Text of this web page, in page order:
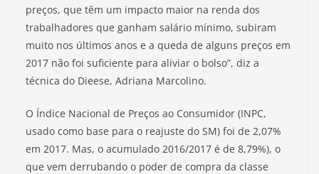
preços, que têm um impacto maior na renda dos
trabalhadores que ganham salário mínimo, subiram
muito nos últimos anos e a queda de alguns preços em
2017 não foi suficiente para aliviar o bolso”, diz a
técnica do Dieese, Adriana Marcolino.
O Índice Nacional de Preços ao Consumidor (INPC,
usado como base para o reajuste do SM) foi de 2,07%
em 2017. Mas, o acumulado 2016/2017 é de 8,79%), o
que vem derrubando o poder de compra da classe